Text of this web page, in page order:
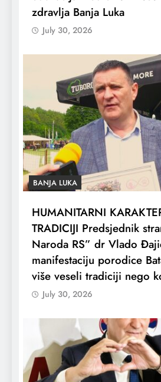
zdravlja Banja Luka
July 30, 2026
BANJA LUKA
HUMANITARNI
TRADICIJI Predsjednik
Naroda RS” dr Vlado
manifestaciju porodice
više veseli tradiciji nego
July 30, 2026